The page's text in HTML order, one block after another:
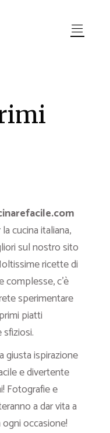
cucina italiana,
sul nostro sito
ricette di
complesse, c’è
sperimentare
piatti
giusta ispirazione
e divertente
Fotografie e
a dar vita a
occasione!